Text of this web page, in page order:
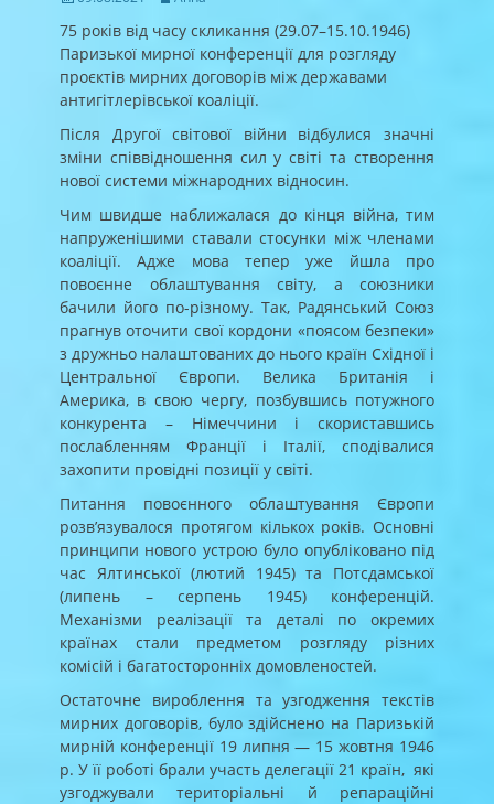
75 років від часу скликання (29.07–15.10.1946)
Паризької мирної конференції для розгляду
проєктів мирних договорів між державами
антигітлерівської коаліції.
Після Другої світової війни відбулися значні
зміни співвідношення сил у світі та створення
нової системи міжнародних відносин.
Чим швидше наближалася до кінця війна, тим
напруженішими ставали стосунки між членами
коаліції. Адже мова тепер уже йшла про
повоєнне облаштування світу, а союзники
бачили його по-різному. Так, Радянський Союз
прагнув оточити свої кордони «поясом безпеки»
з дружньо налаштованих до нього країн Східної і
Центральної Європи. Велика Британія і
Америка, в свою чергу, позбувшись потужного
конкурента – Німеччини і скориставшись
послабленням Франції і Італії, сподівалися
захопити провідні позиції у світі.
Питання повоєнного облаштування Європи
розв’язувалося протягом кількох років. Основні
принципи нового устрою було опубліковано під
час Ялтинської (лютий 1945) та Потсдамської
(липень – серпень 1945) конференцій.
Механізми реалізації та деталі по окремих
країнах стали предметом розгляду різних
комісій і багатосторонніх домовленостей.
Остаточне вироблення та узгодження текстів
мирних договорів, було здійснено на Паризькій
мирній конференції 19 липня — 15 жовтня 1946
р. У її роботі брали участь делегації 21 країн, які
узгоджували територіальні й репараційні